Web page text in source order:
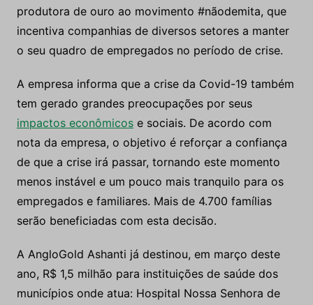
produtora de ouro ao movimento #nãodemita, que
incentiva companhias de diversos setores a manter
o seu quadro de empregados no período de crise.
A empresa informa que a crise da Covid-19 também
tem gerado grandes preocupações por seus
impactos econômicose sociais. De acordo com
nota da empresa, o objetivo é reforçar a confiança
de que a crise irá passar, tornando este momento
menos instável e um pouco mais tranquilo para os
empregados e familiares. Mais de 4.700 famílias
serão beneficiadas com esta decisão.
A AngloGold Ashanti já destinou, em março deste
ano, R$ 1,5 milhão para instituições de saúde dos
municípios onde atua: Hospital Nossa Senhora de